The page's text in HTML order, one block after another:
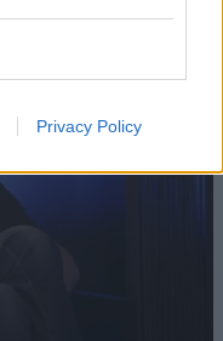
Privacy Policy